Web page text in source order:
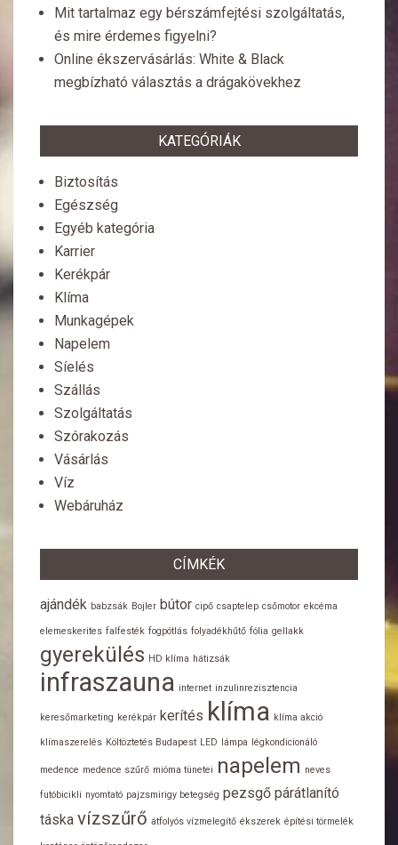
Mit tartalmaz egy bérszámfejtési szolgáltatás,
és mire érdemes figyelni?
Online ékszervásárlás: White & Black
megbízható választás a drágakövekhez
KATEGÓRIÁK
Biztosítás
Egészség
Egyéb kategória
Karrier
Kerékpár
Klíma
Munkagépek
Napelem
Síelés
Szállás
Szolgáltatás
Szórakozás
Vásárlás
Víz
Webáruház
CÍMKÉK
ajándék babzsák Bojler bútor cipő csaptelep csőmotor ekcéma
elemeskerites falfesték fogpótlás folyadékhűtő fólia gellakk
gyerekülés HD klíma hátizsák
infraszauna internet inzulinrezisztencia
keresőmarketing kerékpár kerítés klíma klíma akció
klímaszerelés Költöztetés Budapest LED lámpa légkondicionáló
medence medence szűrő mióma tünetei napelem neves
futóbicikli nyomtató pajzsmirigy betegség pezsgő párátlanító
táska vízszűrő átfolyós vízmelegítő ékszerek építési törmelék